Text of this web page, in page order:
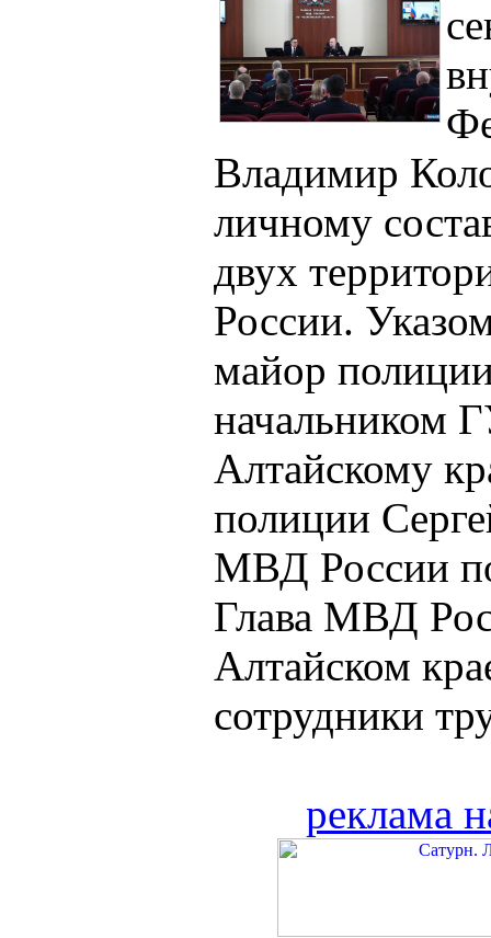
Владимир
личному
двух
России.
майор
начальником
Алтайскому
полиции
МВД России
Глава МВД
Алтайском
сотрудники
реклама